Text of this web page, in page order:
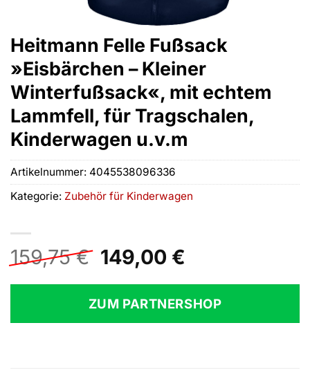
Heitmann Felle Fußsack
»Eisbärchen – Kleiner
Winterfußsack«, mit echtem
Lammfell, für Tragschalen,
Kinderwagen u.v.m
159,75€ Ursprünglicher
Preis
war:
159,75 €
149,00 €
ist:
149,00 €.
ZUM PARTNERSHOP
Artikelnummer: 4045538096336
Kategorie: Zubehör für Kinderwagen